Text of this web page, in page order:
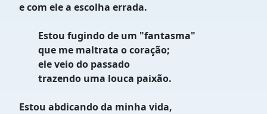
e com ele a escolha errada.
Estou fugindo de um "fantasma"
que me maltrata o coração;
ele veio do passado
trazendo uma louca paixão.
Estou abdicando da minha vida,